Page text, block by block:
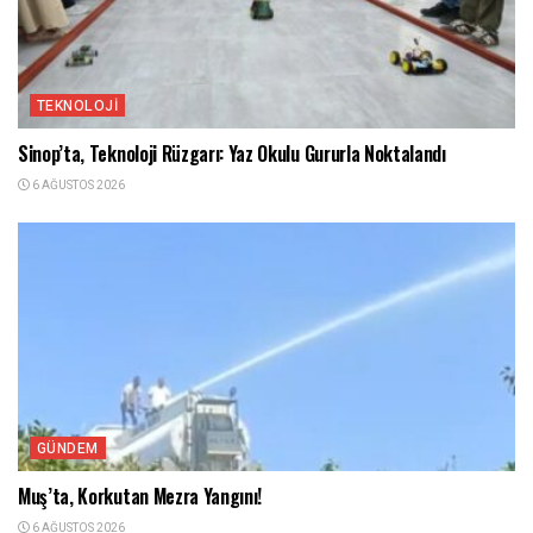
TEKNOLOJI
Sinop’ta, Teknoloji Rüzgarı: Yaz Okulu Gururla Noktalandı
6 AĞUSTOS 2026
GÜNDEM
Muş’ta, Korkutan Mezra Yangını!
6 AĞUSTOS 2026